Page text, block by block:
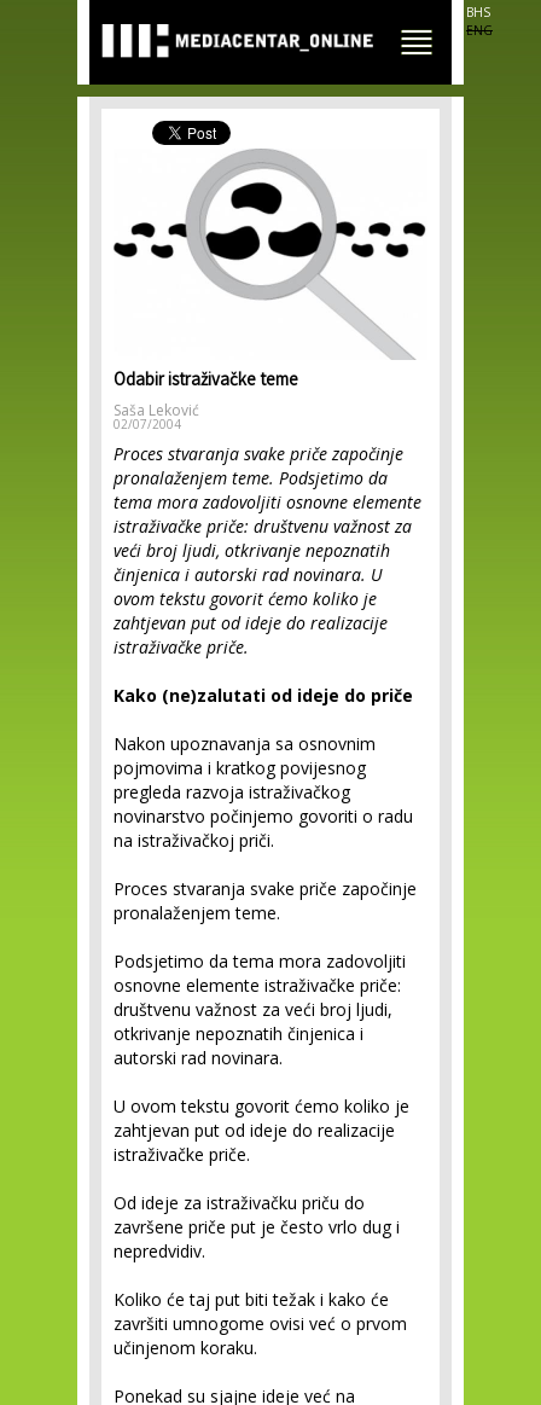
main
content
BHS
ENG
Odabir istraživačke teme
Saša Leković
02/07/2004
Proces stvaranja svake priče započinje
pronalaženjem teme. Podsjetimo da
tema mora zadovoljiti osnovne elemente
istraživačke priče: društvenu važnost za
veći broj ljudi, otkrivanje nepoznatih
činjenica i autorski rad novinara. U
ovom tekstu govorit ćemo koliko je
zahtjevan put od ideje do realizacije
istraživačke priče.
Kako (ne)zalutati od ideje do priče
Nakon upoznavanja sa osnovnim
pojmovima i kratkog povijesnog
pregleda razvoja istraživačkog
novinarstvo počinjemo govoriti o radu
na istraživačkoj priči.
Proces stvaranja svake priče započinje
pronalaženjem teme.
Podsjetimo da tema mora zadovoljiti
osnovne elemente istraživačke priče:
društvenu važnost za veći broj ljudi,
otkrivanje nepoznatih činjenica i
autorski rad novinara.
U ovom tekstu govorit ćemo koliko je
zahtjevan put od ideje do realizacije
istraživačke priče.
Od ideje za istraživačku priču do
završene priče put je često vrlo dug i
nepredvidiv.
Koliko će taj put biti težak i kako će
završiti umnogome ovisi već o prvom
učinjenom koraku.
Ponekad su sjajne ideje već na